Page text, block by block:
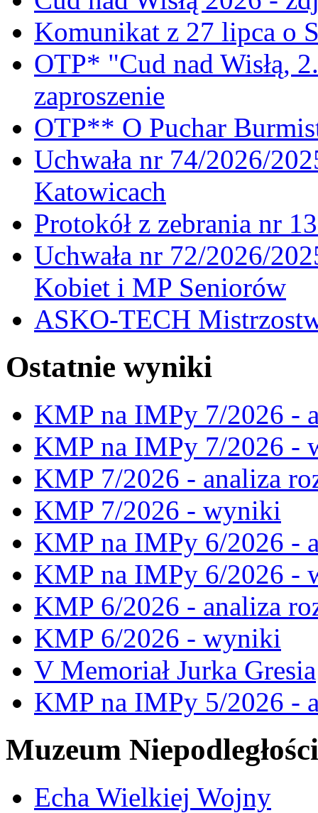
Komunikat z 27 lipca o
OTP* "Cud nad Wisłą,
zaproszenie
OTP** O Puchar
Uchwała nr 74/2026/
Katowicach
Protokół z zebrania nr
Uchwała nr 72/2026/
Kobiet i MP Seniorów
ASKO-TECH
Ostatnie wyniki
KMP na IMPy 7/2026 -
KMP na IMPy 7/2026 -
KMP 7/2026 - analiza
KMP 7/2026 - wyniki
KMP na IMPy 6/2026 -
KMP na IMPy 6/2026 -
KMP 6/2026 - analiza
KMP 6/2026 - wyniki
V Memoriał Jurka Gresia
KMP na IMPy 5/2026 -
Muzeum Niepodległości
Echa Wielkiej Wojny